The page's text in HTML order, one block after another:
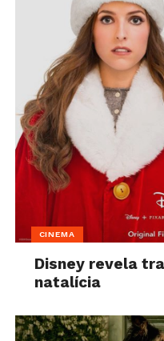
CINEMA
Disney revela
natalícia